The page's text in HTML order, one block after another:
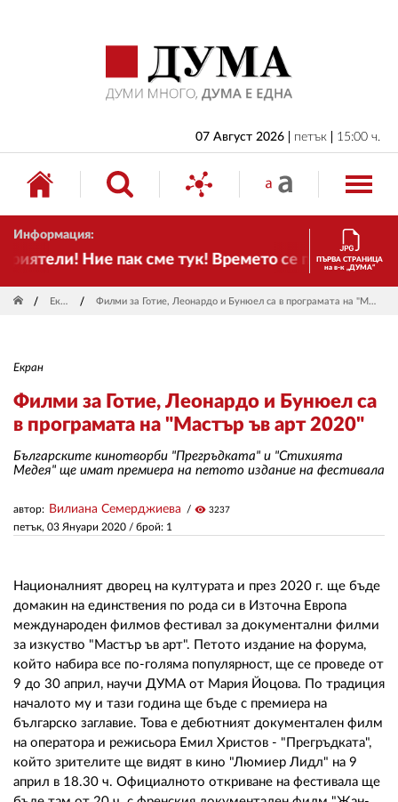
07 Август 2026 петък 15:00 ч.
Информация:
Ние пак сме тук! Времето се променя и
ПЪРВА СТРАНИЦА
на в-к „ДУМА“
Екран Филми за Готие, Леонардо и Бунюел са в програмата на "Мастър ъв арт 2020"
Екран
Филми за Готие, Леонардо и Бунюел са
в програмата на "Мастър ъв арт 2020"
Българските кинотворби "Прегръдката" и "Стихията
Медея" ще имат премиера на петото издание на фестивала
петък, 03 Януари 2020 / брой: 1
автор: Вилиана Семерджиева visibility 3237
Националният дворец на културата и през 2020 г. ще бъде
домакин на единствения по рода си в Източна Европа
международен филмов фестивал за документални филми
за изкуство "Мастър ъв арт". Петото издание на форума,
който набира все по-голяма популярност, ще се проведе от
9 до 30 април, научи ДУМА от Мария Йоцова. По традиция
началото му и тази година ще бъде с премиера на
българско заглавие. Това е дебютният документален филм
на оператора и режисьора Емил Христов - "Прегръдката",
който зрителите ще видят в кино "Люмиер Лидл" на 9
април в 18.30 ч. Официалното откриване на фестивала ще
БЪЛГАРИЯ
ИКОНОМИКА
ИЗБОРИ
СВЯТ
РЕДАКЦИЯ
РЕКЛАМА
АБОНАМЕНТ
УСЛОВИЯ ЗА ПОЛЗВАНЕ
ПОЛИТИКА ЗА БИСКВИТКИТЕ
ПОЛИТИКАТА ЗА
ПОВЕРИТЕЛНОСТ